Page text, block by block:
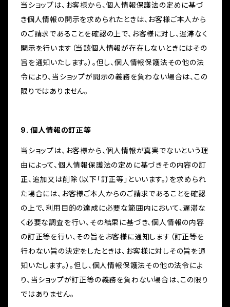
当ショップは、お客様から、個人情報保護法の定めに基づ
き個人情報の開示を求められたときは、お客様ご本人から
のご請求であることを確認の上で、お客様に対し、遅滞なく
開示を行います（当該個人情報が存在しないときにはその
旨を通知いたします。）。但し、個人情報保護法その他の法
令により、当ショップが開示の義務を負わない場合は、この
限りではありません。
9. 個人情報の訂正等
当ショップは、お客様から、個人情報が真実でないという理
由によって、個人情報保護法の定めに基づきその内容の訂
正、追加又は削除（以下「訂正等」といいます。）を求められ
た場合には、お客様ご本人からのご請求であることを確認
の上で、利用目的の達成に必要な範囲内において、遅滞な
く必要な調査を行い、その結果に基づき、個人情報の内容
の訂正等を行い、その旨をお客様に通知します（訂正等を
行わない旨の決定をしたときは、お客様に対しその旨を通
知いたします。）。但し、個人情報保護法その他の法令によ
り、当ショップが訂正等の義務を負わない場合は、この限り
ではありません。